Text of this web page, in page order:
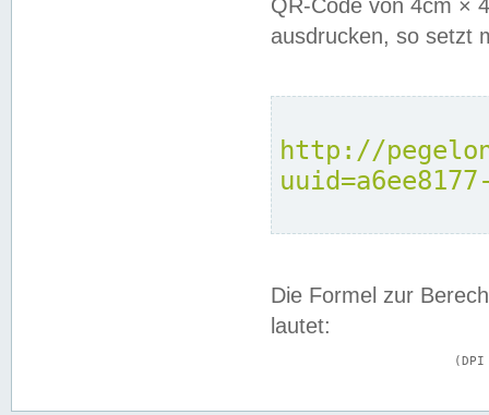
QR-Code von 4cm ×
ausdrucken, so setzt
http://
Die Formel zur
lautet: